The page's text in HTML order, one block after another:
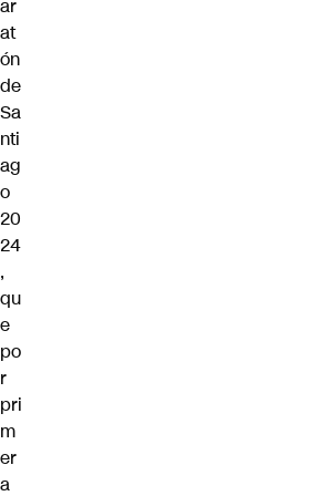
ar
at
ón
de
Sa
nti
ag
o
20
24
,
qu
e
po
r
pri
m
er
a